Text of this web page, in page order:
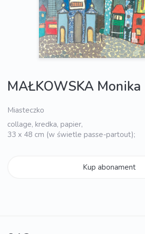
MAŁKOWSKA Monika
Miasteczko
collage, kredka, papier,
33 x 48 cm (w świetle passe-partout);
Kup abonament